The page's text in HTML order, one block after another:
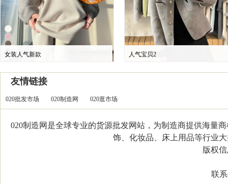
女装人气新款 人气宝贝2
友情链接
020批发市场 020制造网 020逛市场
020制造网是全球专业的货源批发网站，为制造商提供海量
饰、化妆品、床上用品等行业
版权信
联